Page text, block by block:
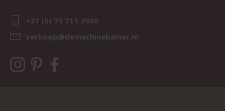
+31 (0) 75 711 3930
verkoop@demachinekamer.nl